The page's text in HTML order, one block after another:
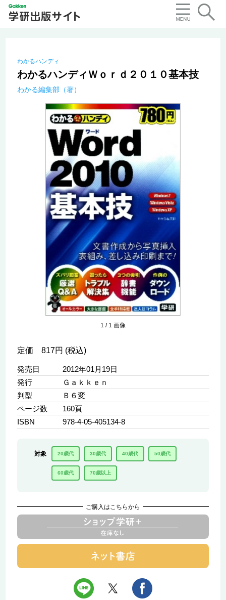
わかるハンディ
わかるハンディＷｏｒｄ２０１０基本技
わかる編集部（著）
1 / 1 画像
定価 817円 (税込)
発売日
2012年01月19日
発行
Ｇａｋｋｅｎ
判型
Ｂ６変
ページ数
160頁
ISBN
978-4-05-405134-8
対象 20歳代 30歳代 40歳代 50歳代
60歳代 70歳以上
ご購入はこちらから